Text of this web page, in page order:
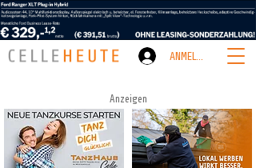
ANMELDEN
Anzeigen